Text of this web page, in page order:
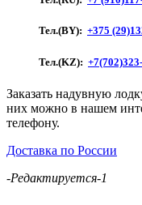
"Marlin"
Тел.(BY): +375
Тел.(KZ):
Заказать надувную
них можно в нашем
телефону.
Доставка по России
-Редактируется-1